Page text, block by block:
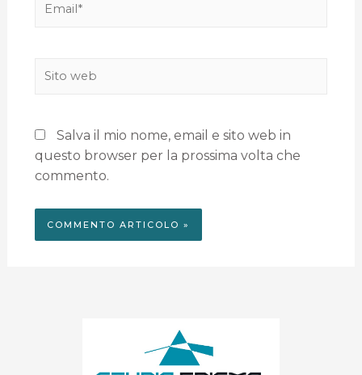
Salva il mio nome, email e sito web in
questo browser per la prossima volta che
commento.